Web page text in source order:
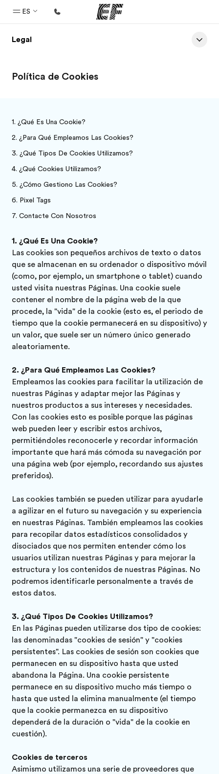
ES
Inicio
Programas
Oficinas
Sobre nosotros
Quiénes somos
Trabajos
Únete al equipo
Legal
Política de Cookies
¿Qué Es Una Cookie?
¿Para Qué Empleamos Las Cookies?
¿Qué Tipos De Cookies Utilizamos?
¿Qué Cookies Utilizamos?
¿Cómo Gestiono Las Cookies?
Pixel Tags
Contacte Con Nosotros
¿Qué Es Una Cookie?
Las cookies son pequeños archivos de texto o datos
que se almacenan en su ordenador o dispositivo móvil
(como, por ejemplo, un smartphone o tablet) cuando
usted visita nuestras Páginas. Una cookie suele
contener el nombre de la página web de la que
procede, la "vida" de la cookie (esto es, el periodo de
tiempo que la cookie permanecerá en su dispositivo) y
un valor, que suele ser un número único generado
aleatoriamente.
¿Para Qué Empleamos Las Cookies?
Empleamos las cookies para facilitar la utilización de
nuestras Páginas y adaptar mejor las Páginas y
nuestros productos a sus intereses y necesidades.
Con las cookies esto es posible porque las páginas
web pueden leer y escribir estos archivos,
permitiéndoles reconocerle y recordar información
importante que hará más cómoda su navegación por
una página web (por ejemplo, recordando sus ajustes
preferidos).
Las cookies también se pueden utilizar para ayudarle
a agilizar en el futuro su navegación y su experiencia
en nuestras Páginas. También empleamos las cookies
para recopilar datos estadísticos consolidados y
disociados que nos permiten entender cómo los
usuarios utilizan nuestras Páginas y para mejorar la
estructura y los contenidos de nuestras Páginas. No
podremos identificarle personalmente a través de
estos datos.
¿Qué Tipos De Cookies Utilizamos?
En las Páginas pueden utilizarse dos tipo de cookies:
las denominadas "cookies de sesión" y "cookies
persistentes". Las cookies de sesión son cookies que
permanecen en su dispositivo hasta que usted
abandona la Página. Una cookie persistente
permanece en su dispositivo mucho más tiempo o
hasta que usted la elimina manualmente (el tiempo
que la cookie permanezca en su dispositivo
dependerá de la duración o "vida" de la cookie en
cuestión).
Cookies de terceros
Asimismo utilizamos una serie de proveedores que